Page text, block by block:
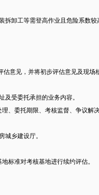
卸工等需登高作业且危险系数
意见，并将初步评估意见及现场
受委托承担的业务内容。
、委托期限、考核监督、争议解决
乡建设厅。
标准对考核基地进行续约评估。